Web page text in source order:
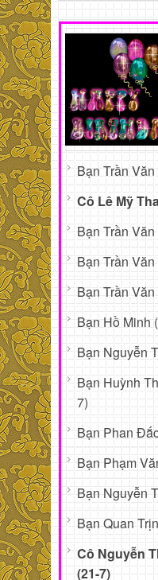
Bạn Trần
Cô Lê Mỹ
Bạn Trần
Bạn Trần
Bạn Trần
Bạn Hồ Minh
Bạn Nguyễn
Bạn Huỳnh
7)
Bạn Phan
Bạn Phạm
Bạn Nguyễn
Bạn Quan
Cô Nguyễn
(21-7)